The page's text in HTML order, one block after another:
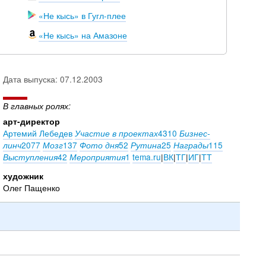
«Не кысь» в Гугл-плее
«Не кысь» на Амазоне
Дата выпуска: 07.12.2003
В главных ролях:
арт-директор
Артемий Лебедев Участие в проектах4310 Бизнес-
линч2077 Мозг137 Фото дня52 Рутина25 Награды115
Выступления42 Мероприятия1 tema.ru|ВК|ТГ|ИГ|ТТ
художник
Олег Пащенко